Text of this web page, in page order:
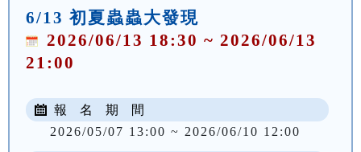
6/13 初夏蟲蟲大發現
2026/06/13 18:30 ~ 2026/06/13
21:00
報 名 期 間
2026/05/07 13:00 ~ 2026/06/10 12:00